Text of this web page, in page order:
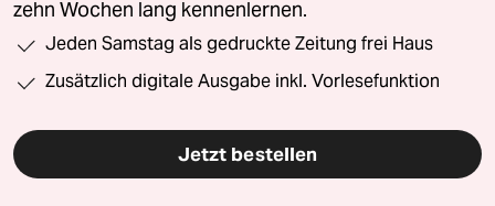
zehn Wochen lang kennenlernen.
Jeden Samstag als gedruckte Zeitung frei Haus
Zusätzlich digitale Ausgabe inkl. Vorlesefunktion
Jetzt bestellen